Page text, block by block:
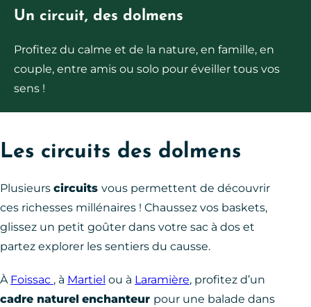
Un circuit, des dolmens
Profitez du calme et de la nature, en famille, en
couple, entre amis ou solo pour éveiller tous vos
sens !
Les circuits des dolmens
Plusieurs circuits vous permettent de découvrir
ces richesses millénaires ! Chaussez vos baskets,
glissez un petit goûter dans votre sac à dos et
partez explorer les sentiers du causse.
À Foissac , à Martiel ou à Laramière, profitez d’un
cadre naturel enchanteur pour une balade dans